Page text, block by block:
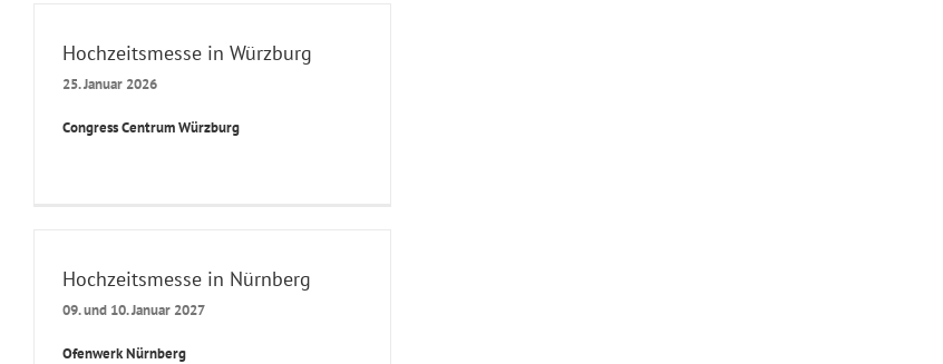
Hochzeitsmesse in Würzburg
25. Januar 2026
Congress Centrum Würzburg
Hochzeitsmesse in Nürnberg
09. und 10. Januar 2027
Ofenwerk Nürnberg